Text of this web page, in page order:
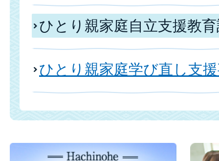
ひとり親家庭自立支援教
ひとり親家庭学び直し支